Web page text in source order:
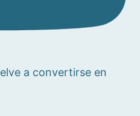
a convertirse en